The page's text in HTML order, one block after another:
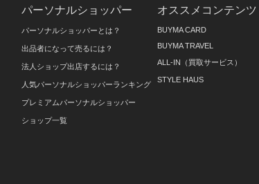
パーソナルショッパー
パーソナルショッパーとは？
出品者になって売るには？
法人ショップ出店するには？
人気パーソナルショッパーランキング
プレミアムパーソナルショッパー
ショップ一覧
オススメコンテンツ
BUYMA CARD
BUYMA TRAVEL
ALL-IN（買取サービス）
STYLE HAUS